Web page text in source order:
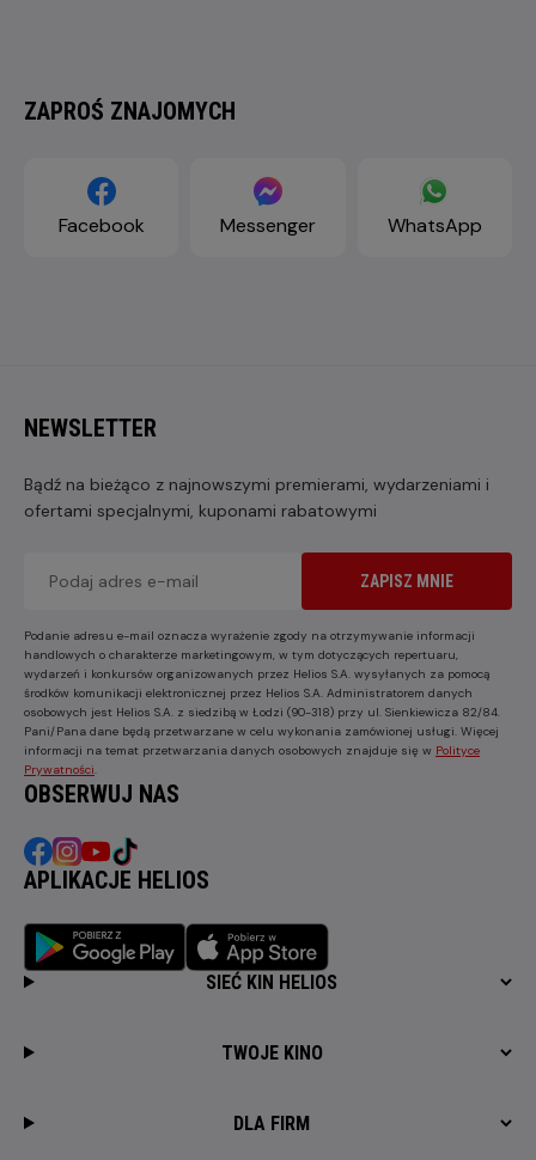
ZAPROŚ ZNAJOMYCH
Facebook Messenger WhatsApp
NEWSLETTER
Bądź na bieżąco z najnowszymi premierami, wydarzeniami i
ofertami specjalnymi, kuponami rabatowymi
ZAPISZ MNIE
Podanie adresu e-mail oznacza wyrażenie zgody na otrzymywanie informacji
handlowych o charakterze marketingowym, w tym dotyczących repertuaru,
wydarzeń i konkursów organizowanych przez Helios S.A. wysyłanych za pomocą
środków komunikacji elektronicznej przez Helios S.A. Administratorem danych
osobowych jest Helios S.A. z siedzibą w Łodzi (90-318) przy ul. Sienkiewicza 82/84.
Pani/Pana dane będą przetwarzane w celu wykonania zamówionej usługi. Więcej
informacji na temat przetwarzania danych osobowych znajduje się w Polityce
Prywatności
OBSERWUJ NAS
APLIKACJE HELIOS
SIEĆ KIN HELIOS
TWOJE KINO
DLA FIRM